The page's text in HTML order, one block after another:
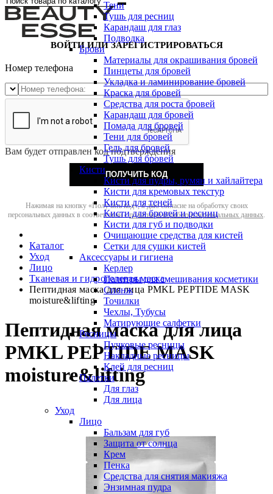
Тени
Тушь для ресниц
Карандаш для глаз
Подводка
Брови
Материалы для окрашивания бровей
Пинцеты для бровей
Укладка и ламинирование бровей
Краска для бровей
Средства для роста бровей
Карандаш для бровей
Помада для бровей
Тени для бровей
Гель для бровей
Тушь для бровей
Кисти
Кисти для пудры, румян и хайлайтера
Кисти для кремовых текстур
Кисти для теней
Кисти для бровей и ресниц
Кисти для губ и подводки
Очищающие средства для кистей
Сетки для сушки кистей
Аксессуары и гигиена
Керлер
Палитры для смешивания косметики
Спонж
Точилки
Чехлы, Тубусы
Матирующие салфетки
Ресницы
Пучковые ресницы
Накладные ресницы
Клей для ресниц
Палетки
Для глаз
Для лица
Уход
Лицо
Бальзам для губ
Защита от солнца
Крем
Пенка
Средства для снятия макияжа
Энзимная пудра
ВОЙТИ ИЛИ ЗАРЕГИСТРИРОВАТЬСЯ
Номер телефона
Вам будет отправлен код подтверждения
ПОЛУЧИТЬ КОД
Нажимая на кнопку «Получить код», я даю согласие на обработку своих
персональных данных в соответствии сполитикой обработки персональных данных.
Каталог
Уход
Лицо
Тканевая и гидрогелевая маска
Пептидная маска для лица PMKL PEPTIDE MASK
moisture&lifting
Пептидная маска для лица
PMKL PEPTIDE MASK
moisture&lifting